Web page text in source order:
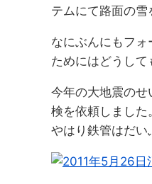
テムにて路面の雪
なにぶんにもフ
ためにはどうして
今年の大地震の
検を依頼しまし
やはり鉄管はだい